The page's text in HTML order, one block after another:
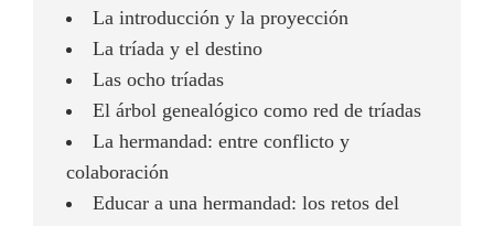
La introducción y la proyección
La tríada y el destino
Las ocho tríadas
El árbol genealógico como red de tríadas
La hermandad: entre conflicto y
colaboración
Educar a una hermandad: los retos del